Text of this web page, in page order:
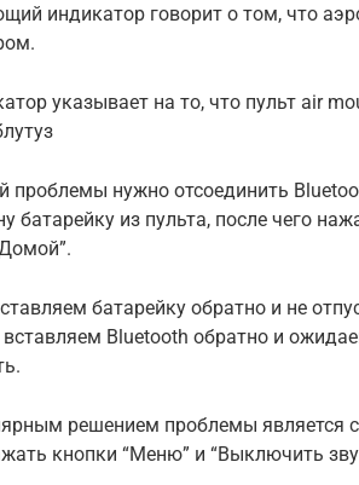
индикатор говорит о том, что
указывает на то, что пульт air
проблемы нужно отсоединить
батарейку из пульта, после чего
батарейку обратно и не
вставляем Bluetooth обратно и
решением проблемы является
кнопки “Меню” и “Выключить